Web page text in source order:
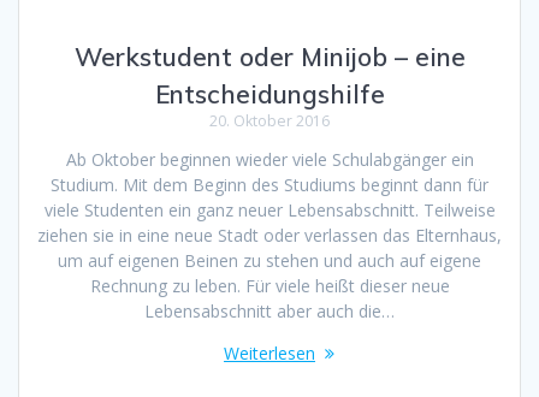
Werkstudent oder Minijob – eine
Entscheidungshilfe
20. Oktober 2016
Ab Oktober beginnen wieder viele Schulabgänger ein
Studium. Mit dem Beginn des Studiums beginnt dann für
viele Studenten ein ganz neuer Lebensabschnitt. Teilweise
ziehen sie in eine neue Stadt oder verlassen das Elternhaus,
um auf eigenen Beinen zu stehen und auch auf eigene
Rechnung zu leben. Für viele heißt dieser neue
Lebensabschnitt aber auch die…
Weiterlesen